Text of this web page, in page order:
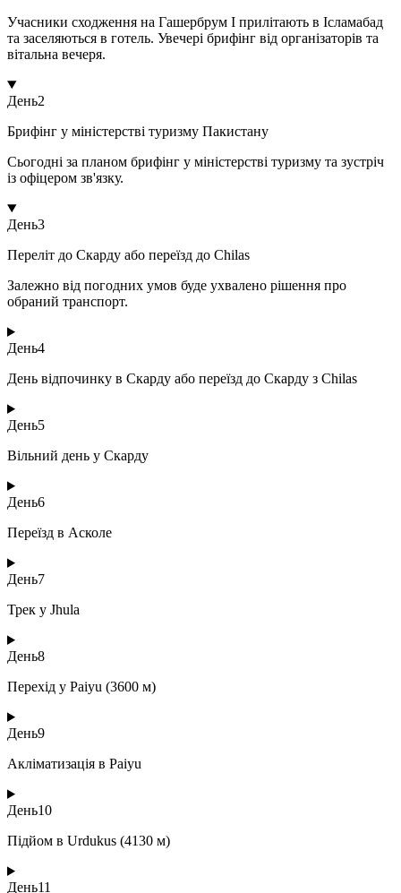
Учасники сходження на Гашербрум I прилітають в Ісламабад
та заселяються в готель. Увечері брифінг від організаторів та
вітальна вечеря.
День2
Брифінг у міністерстві туризму Пакистану
Сьогодні за планом брифінг у міністерстві туризму та зустріч
із офіцером зв'язку.
День3
Переліт до Скарду або переїзд до Chilas
Залежно від погодних умов буде ухвалено рішення про
обраний транспорт.
День4
День відпочинку в Скарду або переїзд до Скарду з Chilas
День5
Вільний день у Скарду
День6
Переїзд в Асколе
День7
Трек у Jhula
День8
Перехід у Paiyu (3600 м)
День9
Акліматизація в Paiyu
День10
Підйом в Urdukus (4130 м)
День11